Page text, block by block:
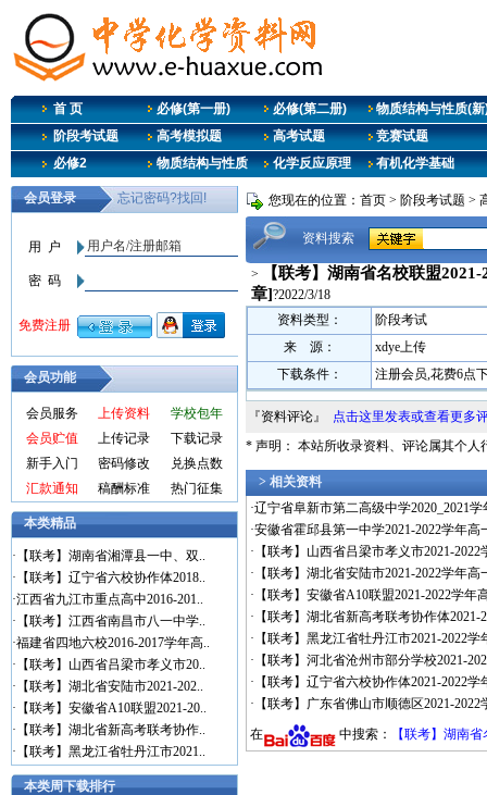
首 页 必修(第一册) 必修(第二册)
物质结构与性质(新
阶段考试题
高考模拟题 高考试题
竞赛试题
必修2
物质结构与性质 化学反应原理 有机化学基础
会员功能
会员服务 上传资料
学校包年
会员贮值
上传记录
下载记录
新手入门
密码修改
兑换点数
汇款通知
稿酬标准 热门征集
本类精品
· 【联考】湖南省湘潭县一中、双..
· 【联考】辽宁省六校协作体2018..
·江西省九江市重点高中2016-201..
· 【联考】江西省南昌市八一中学..
·福建省四地六校2016-2017学年高..
· 【联考】山西省吕梁市孝义市20..
· 【联考】湖北省安陆市2021-202..
· 【联考】安徽省A10联盟2021-20..
· 【联考】湖北省新高考联考协作..
· 【联考】黑龙江省牡丹江市2021..
本类周下载排行
您现在的位置： 首页 > 阶段考试题 >
资料搜索
>
【联考】湖南省名校联盟
章]?2022/3/18
资料类型：
阶段考试
来 源：
xdye上传
下载条件：
注册会员,花费6点
『资料评论』 点击这里发表或查看更多
* 声明： 本站所收录资料、评论属其个人
> 相关资料
·辽宁省阜新市第二高级中学2020_2021
·安徽省霍邱县第一中学2021-2022学年
· 【联考】山西省吕梁市孝义市2021-
· 【联考】湖北省安陆市2021-2022学年
· 【联考】安徽省A10联盟2021-2022学
· 【联考】湖北省新高考联考协作体
· 【联考】黑龙江省牡丹江市2021-2022
· 【联考】河北省沧州市部分学校2021-
· 【联考】辽宁省六校协作体2021-2022
· 【联考】广东省佛山市顺德区2021-
在
中搜索： 【联考】湖南